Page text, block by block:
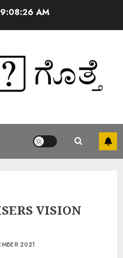
9:08:26 AM
VISION
2021